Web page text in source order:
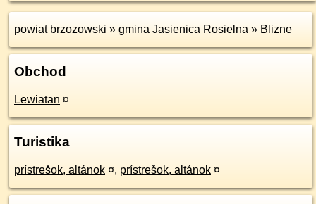
powiat brzozowski » gmina Jasienica Rosielna » Blizne
Obchod
Lewiatan ¤
Turistika
prístrešok, altánok ¤, prístrešok, altánok ¤